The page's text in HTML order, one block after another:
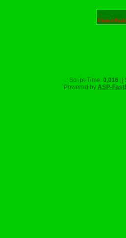
.: Script-Time: 0,016
Powered by ASP-